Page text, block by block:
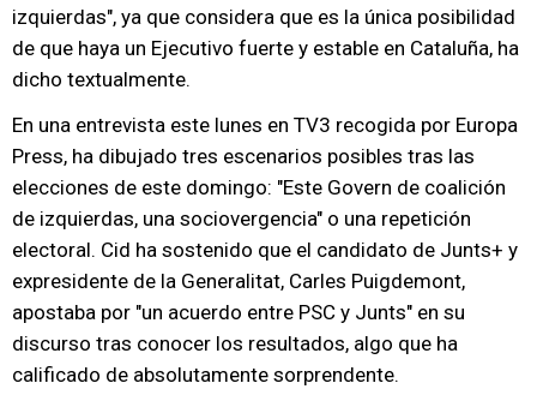
izquierdas", ya que considera que es la única posibilidad
de que haya un Ejecutivo fuerte y estable en Cataluña, ha
dicho textualmente.
En una entrevista este lunes en TV3 recogida por Europa
Press, ha dibujado tres escenarios posibles tras las
elecciones de este domingo: "Este Govern de coalición
de izquierdas, una sociovergencia" o una repetición
electoral. Cid ha sostenido que el candidato de Junts+ y
expresidente de la Generalitat, Carles Puigdemont,
apostaba por "un acuerdo entre PSC y Junts" en su
discurso tras conocer los resultados, algo que ha
calificado de absolutamente sorprendente.